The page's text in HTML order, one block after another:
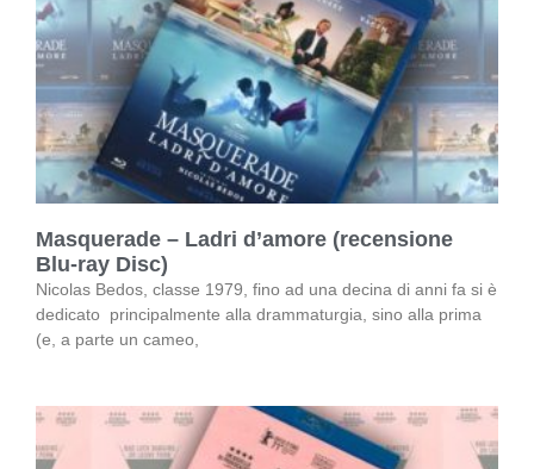
Masquerade – Ladri d’amore (recensione
Blu-ray Disc)
Nicolas Bedos, classe 1979, fino ad una decina di anni fa si è
dedicato principalmente alla drammaturgia, sino alla prima
(e, a parte un cameo,